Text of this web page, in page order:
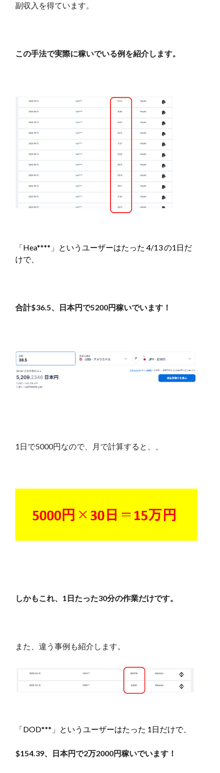
副収入を得ています。
この手法で実際に稼いでいる例を紹介します。
「Hea****」というユーザーはたった 4/13 の1日だ
けで、
合計$36.5、日本円で5200円稼いでいます！
1日で5000円なので、月で計算すると、、
しかもこれ、1日たった30分の作業だけです。
また、違う事例も紹介します。
「DOD***」というユーザーはたった 1日だけで、
$154.39、日本円で2万2000円稼いでいます！